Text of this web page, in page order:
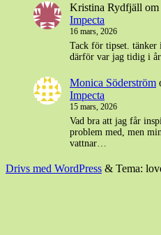
Kristina Rydfjäll om
Impecta
16 mars, 2026
Tack för tipset. tänker
därför var jag tidig i
Monica Söderström
Impecta
15 mars, 2026
Vad bra att jag får
problem med, men
vattnar…
Drivs med WordPress & Tema: